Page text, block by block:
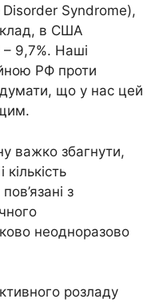
Syndrome),
в США
9,7%. Наші
РФ проти
що у нас цей
важко збагнути,
з
неодноразово
розладу